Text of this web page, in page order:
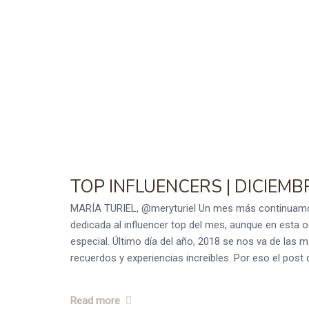
TOP INFLUENCERS |
MARÍA TURIEL, @meryturiel Un mes más
dedicada al influencer top del mes, aunque en esta
especial. Último día del año, 2018 se nos va de las
recuerdos y experiencias increíbles. Por eso el post
Read more